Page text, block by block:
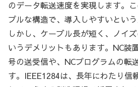
のデータ転送速度を実現します。
プルな構造で、導入しやすいという
しかし、ケーブル長が短く、ノイ
いうデメリットもあります。NC装
号の送受信や、NCプログラムの転
す。IEEE1284は、長年にわたり信